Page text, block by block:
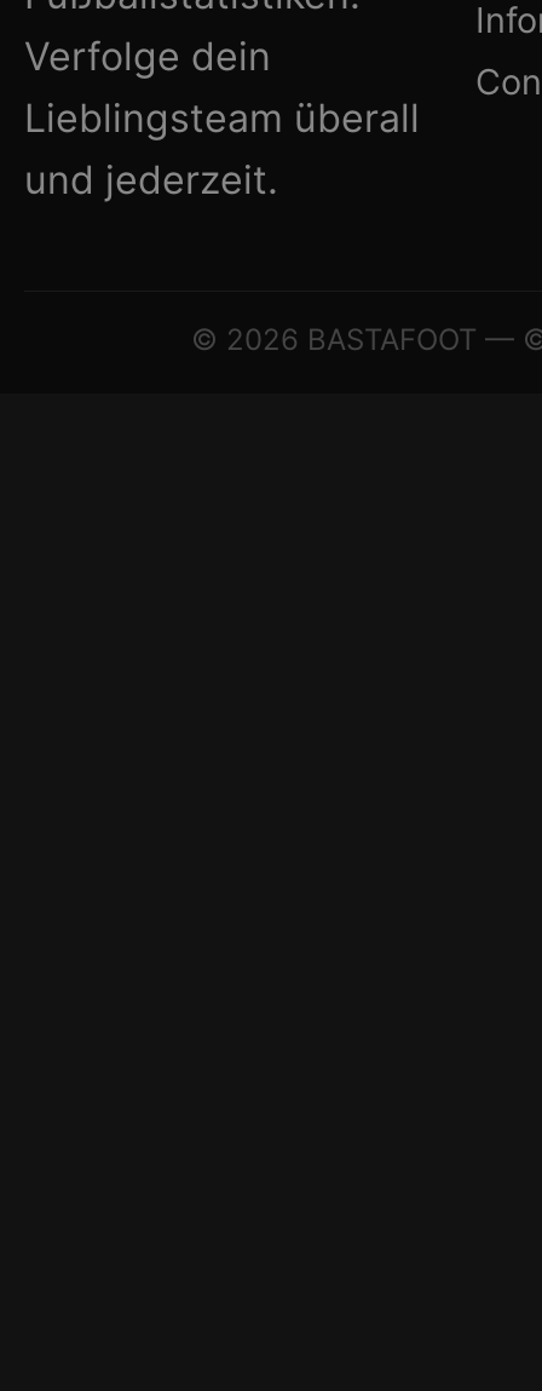
Verfolge dein
Lieblingsteam überall
und jederzeit.
© 2026 BASTAFOOT —